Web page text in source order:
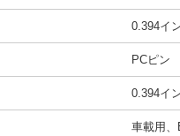
0.394イ
PCピン
0.394イ
車載用、